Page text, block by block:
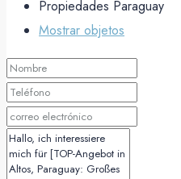
Propiedades Paraguay
Mostrar objetos